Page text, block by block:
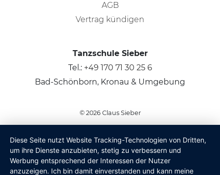
Diese Seite nutzt Website Tracking-Technologien von Dritten,
um ihre Dienste anzubieten, stetig zu verbessern und
Werbung entsprechend der Interessen der Nutzer
anzuzeigen. Ich bin damit einverstanden und kann meine
AGB
Vertrag kündigen
Tanzschule Sieber
Tel.: +49 170 71 30 25 6
Bad-Schönborn, Kronau & Umgebung
© 2026 Claus Sieber